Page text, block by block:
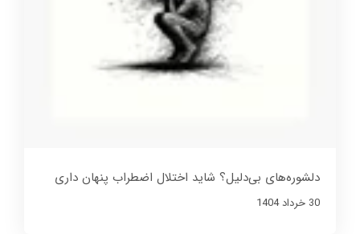
دلشوره‌های بی‌دلیل؟ شاید اختلال اضطراب پنهان داری
30 خرداد 1404